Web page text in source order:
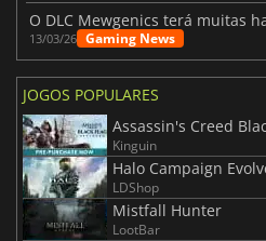
O DLC Mewgenics terá muitas
13/03/26 Gaming News
JOGOS POPULARES
Assassin's Creed
Kinguin
Halo Campaign
LDShop
Mistfall Hunter
LootBar